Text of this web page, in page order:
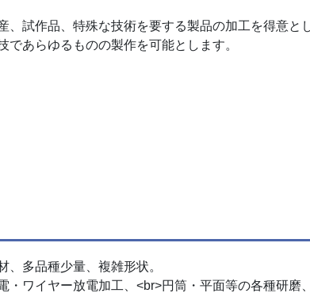
試作品、特殊な技術を要する製品の加工を得意と
あらゆるものの製作を可能とします。
多品種少量、複雑形状。
ワイヤー放電加工、<br>円筒・平面等の各種研磨